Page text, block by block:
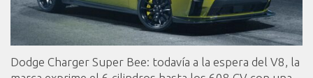
Dodge Charger Super Bee: todavía a la espera del V8, la